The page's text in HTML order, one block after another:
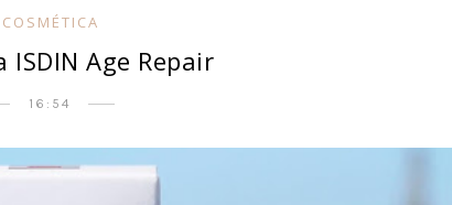
COSMÉTICA
ISDIN Age Repair
16:54